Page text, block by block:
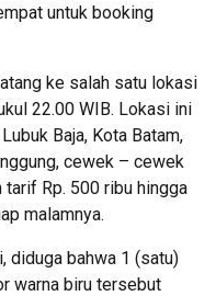
untuk booking
ke salah satu lokasi
22.00 WIB. Lokasi ini
Baja, Kota Batam,
cewek – cewek
Rp. 500 ribu hingga
malamnya.
diduga bahwa 1 (satu)
warna biru tersebut